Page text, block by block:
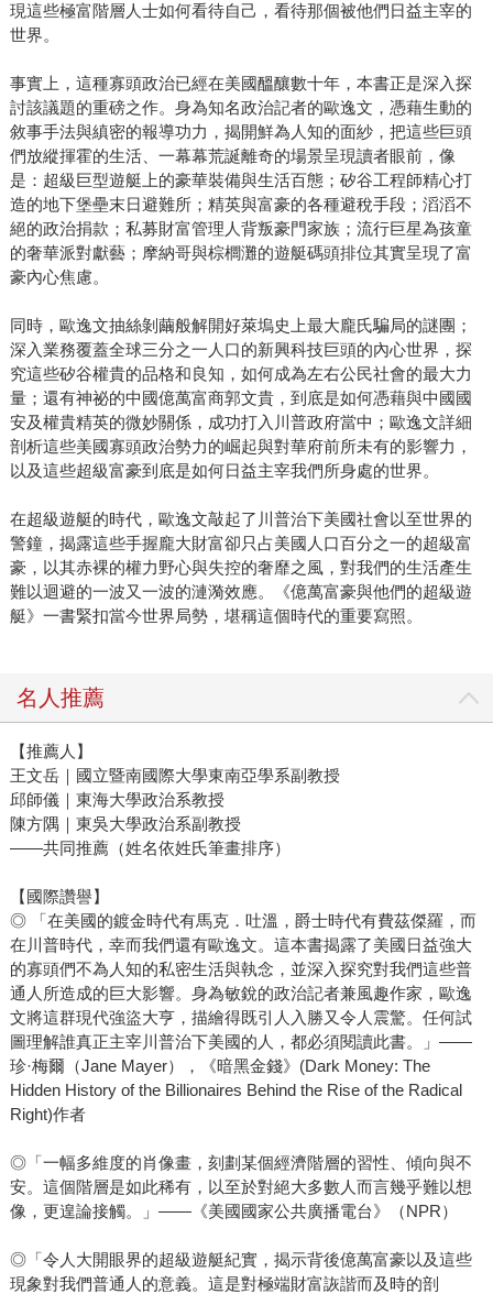
現這些極富階層人士如何看待自己，看待那個被他們日益主宰的
世界。
事實上，這種寡頭政治已經在美國醞釀數十年，本書正是深入探
討該議題的重磅之作。身為知名政治記者的歐逸文，憑藉生動的
敘事手法與縝密的報導功力，揭開鮮為人知的面紗，把這些巨頭
們放縱揮霍的生活、一幕幕荒誕離奇的場景呈現讀者眼前，像
是：超級巨型遊艇上的豪華裝備與生活百態；矽谷工程師精心打
造的地下堡壘末日避難所；精英與富豪的各種避稅手段；滔滔不
絕的政治捐款；私募財富管理人背叛豪門家族；流行巨星為孩童
的奢華派對獻藝；摩納哥與棕櫚灘的遊艇碼頭排位其實呈現了富
豪內心焦慮。
同時，歐逸文抽絲剝繭般解開好萊塢史上最大龐氏騙局的謎團；
深入業務覆蓋全球三分之一人口的新興科技巨頭的內心世界，探
究這些矽谷權貴的品格和良知，如何成為左右公民社會的最大力
量；還有神祕的中國億萬富商郭文貴，到底是如何憑藉與中國國
安及權貴精英的微妙關係，成功打入川普政府當中；歐逸文詳細
剖析這些美國寡頭政治勢力的崛起與對華府前所未有的影響力，
以及這些超級富豪到底是如何日益主宰我們所身處的世界。
在超級遊艇的時代，歐逸文敲起了川普治下美國社會以至世界的
警鐘，揭露這些手握龐大財富卻只占美國人口百分之一的超級富
豪，以其赤裸的權力野心與失控的奢靡之風，對我們的生活產生
難以迴避的一波又一波的漣漪效應。《億萬富豪與他們的超級遊
艇》一書緊扣當今世界局勢，堪稱這個時代的重要寫照。
名人推薦
【推薦人】
王文岳｜國立暨南國際大學東南亞學系副教授
邱師儀｜東海大學政治系教授
陳方隅｜東吳大學政治系副教授
——共同推薦（姓名依姓氏筆畫排序）
【國際讚譽】
◎ 「在美國的鍍金時代有馬克．吐溫，爵士時代有費茲傑羅，而
在川普時代，幸而我們還有歐逸文。這本書揭露了美國日益強大
的寡頭們不為人知的私密生活與執念，並深入探究對我們這些普
通人所造成的巨大影響。身為敏銳的政治記者兼風趣作家，歐逸
文將這群現代強盜大亨，描繪得既引人入勝又令人震驚。任何試
圖理解誰真正主宰川普治下美國的人，都必須閱讀此書。」——
珍·梅爾（Jane Mayer），《暗黑金錢》(Dark Money: The
Hidden History of the Billionaires Behind the Rise of the Radical
Right)作者
◎「一幅多維度的肖像畫，刻劃某個經濟階層的習性、傾向與不
安。這個階層是如此稀有，以至於對絕大多數人而言幾乎難以想
像，更遑論接觸。」——《美國國家公共廣播電台》（NPR）
◎「令人大開眼界的超級遊艇紀實，揭示背後億萬富豪以及這些
現象對我們普通人的意義。這是對極端財富詼諧而及時的剖